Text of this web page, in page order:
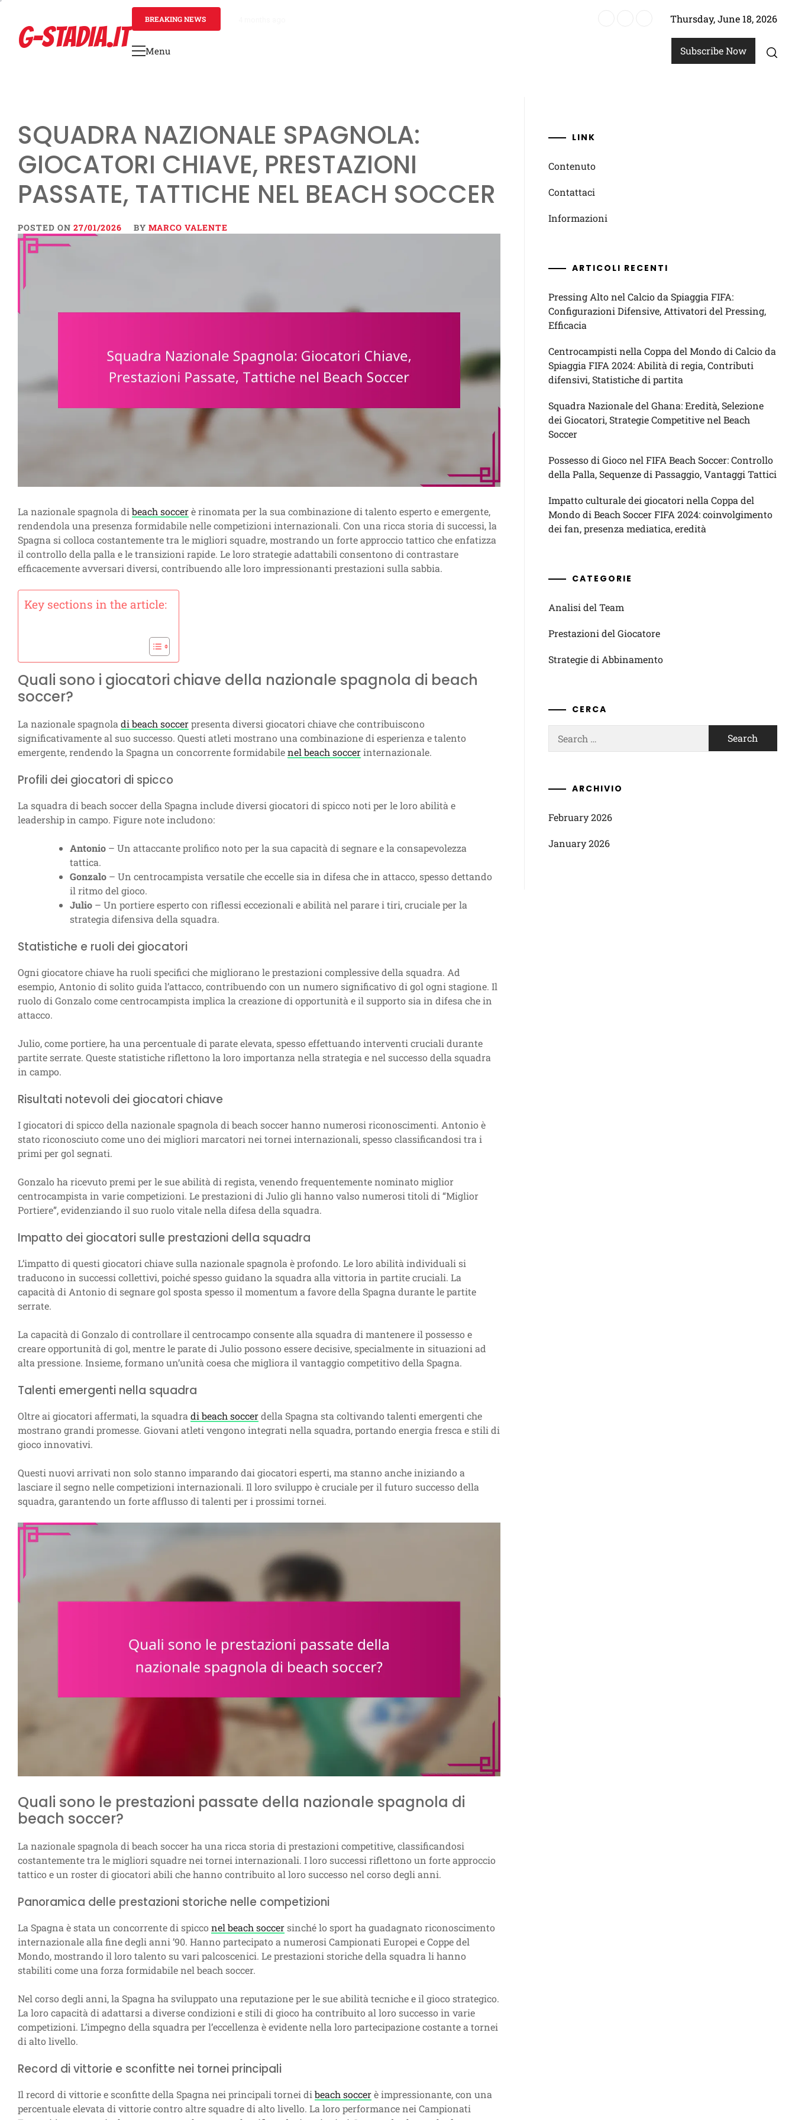
contentG-STADIA.IT
BREAKING NEWS Centrocampisti nella Coppa del Mondo di Calcio da Spiaggia FIFA 2024: Abilità di regia, Contributi difensivi, Statistiche di partita
Thursday, June 18, 2026
Primary
Menu Subscribe Now
SQUADRA NAZIONALE SPAGNOLA:
GIOCATORI CHIAVE, PRESTAZIONI
PASSATE, TATTICHE NEL BEACH SOCCER
POSTED ON 27/01/2026 BY MARCO VALENTE
La nazionale spagnola dibeach soccerè rinomata per la sua combinazione di talento esperto e emergente,
rendendola una presenza formidabile nelle competizioni internazionali. Con una ricca storia di successi, la
Spagna si colloca costantemente tra le migliori squadre, mostrando un forte approccio tattico che enfatizza
il controllo della palla e le transizioni rapide. Le loro strategie adattabili consentono di contrastare
efficacemente avversari diversi, contribuendo alle loro impressionanti prestazioni sulla sabbia.
Key sections in the article:
Quali sono i giocatori chiave della nazionale spagnola di beach
soccer?
La nazionale spagnoladi beach soccerpresenta diversi giocatori chiave che contribuiscono
significativamente al suo successo. Questi atleti mostrano una combinazione di esperienza e talento
emergente, rendendo la Spagna un concorrente formidabilenel beach soccerinternazionale.
Profili dei giocatori di spicco
La squadra di beach soccer della Spagna include diversi giocatori di spicco noti per le loro abilità e
leadership in campo. Figure note includono:
Antonio – Un attaccante prolifico noto per la sua capacità di segnare e la consapevolezza
tattica.
Gonzalo – Un centrocampista versatile che eccelle sia in difesa che in attacco, spesso dettando
il ritmo del gioco.
Julio – Un portiere esperto con riflessi eccezionali e abilità nel parare i tiri, cruciale per la
strategia difensiva della squadra.
Statistiche e ruoli dei giocatori
Ogni giocatore chiave ha ruoli specifici che migliorano le prestazioni complessive della squadra. Ad
esempio, Antonio di solito guida l’attacco, contribuendo con un numero significativo di gol ogni stagione. Il
ruolo di Gonzalo come centrocampista implica la creazione di opportunità e il supporto sia in difesa che in
attacco.
Julio, come portiere, ha una percentuale di parate elevata, spesso effettuando interventi cruciali durante
partite serrate. Queste statistiche riflettono la loro importanza nella strategia e nel successo della squadra
in campo.
Risultati notevoli dei giocatori chiave
I giocatori di spicco della nazionale spagnola di beach soccer hanno numerosi riconoscimenti. Antonio è
stato riconosciuto come uno dei migliori marcatori nei tornei internazionali, spesso classificandosi tra i
primi per gol segnati.
Gonzalo ha ricevuto premi per le sue abilità di regista, venendo frequentemente nominato miglior
centrocampista in varie competizioni. Le prestazioni di Julio gli hanno valso numerosi titoli di “Miglior
Portiere”, evidenziando il suo ruolo vitale nella difesa della squadra.
Impatto dei giocatori sulle prestazioni della squadra
L’impatto di questi giocatori chiave sulla nazionale spagnola è profondo. Le loro abilità individuali si
traducono in successi collettivi, poiché spesso guidano la squadra alla vittoria in partite cruciali. La
capacità di Antonio di segnare gol sposta spesso il momentum a favore della Spagna durante le partite
serrate.
La capacità di Gonzalo di controllare il centrocampo consente alla squadra di mantenere il possesso e
creare opportunità di gol, mentre le parate di Julio possono essere decisive, specialmente in situazioni ad
alta pressione. Insieme, formano un’unità coesa che migliora il vantaggio competitivo della Spagna.
Talenti emergenti nella squadra
Oltre ai giocatori affermati, la squadradi beach soccerdella Spagna sta coltivando talenti emergenti che
mostrano grandi promesse. Giovani atleti vengono integrati nella squadra, portando energia fresca e stili di
gioco innovativi.
Questi nuovi arrivati non solo stanno imparando dai giocatori esperti, ma stanno anche iniziando a
lasciare il segno nelle competizioni internazionali. Il loro sviluppo è cruciale per il futuro successo della
squadra, garantendo un forte afflusso di talenti per i prossimi tornei.
Quali sono le prestazioni passate della nazionale spagnola di
beach soccer?
La nazionale spagnola di beach soccer ha una ricca storia di prestazioni competitive, classificandosi
costantemente tra le migliori squadre nei tornei internazionali. I loro successi riflettono un forte approccio
tattico e un roster di giocatori abili che hanno contribuito al loro successo nel corso degli anni.
Panoramica delle prestazioni storiche nelle competizioni
La Spagna è stata un concorrente di spicco nel beach soccersinché lo sport ha guadagnato riconoscimento
internazionale alla fine degli anni ’90. Hanno partecipato a numerosi Campionati Europei e Coppe del
Mondo, mostrando il loro talento su vari palcoscenici. Le prestazioni storiche della squadra li hanno
stabiliti come una forza formidabile nel beach soccer.
Nel corso degli anni, la Spagna ha sviluppato una reputazione per le sue abilità tecniche e il gioco strategico.
La loro capacità di adattarsi a diverse condizioni e stili di gioco ha contribuito al loro successo in varie
competizioni. L’impegno della squadra per l’eccellenza è evidente nella loro partecipazione costante a tornei
di alto livello.
Record di vittorie e sconfitte nei tornei principali
Il record di vittorie e sconfitte della Spagna nei principali tornei di beach soccerè impressionante, con una
percentuale elevata di vittorie contro altre squadre di alto livello. La loro performance nei Campionati
LINK
Contenuto
Contattaci
Informazioni
ARTICOLI RECENTI
Pressing Alto nel Calcio da Spiaggia FIFA:
Configurazioni Difensive, Attivatori del Pressing,
Efficacia
Centrocampisti nella Coppa del Mondo di Calcio da
Spiaggia FIFA 2024: Abilità di regia, Contributi
difensivi, Statistiche di partita
Squadra Nazionale del Ghana: Eredità, Selezione
dei Giocatori, Strategie Competitive nel Beach
Soccer
Possesso di Gioco nel FIFA Beach Soccer: Controllo
della Palla, Sequenze di Passaggio, Vantaggi Tattici
Impatto culturale dei giocatori nella Coppa del
Mondo di Beach Soccer FIFA 2024: coinvolgimento
dei fan, presenza mediatica, eredità
CATEGORIE
Analisi del Team
Prestazioni del Giocatore
Strategie di Abbinamento
CERCA
for:
ARCHIVIO
February 2026
January 2026